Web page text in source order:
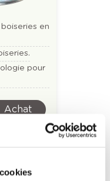
en
pour
Achat
pour: